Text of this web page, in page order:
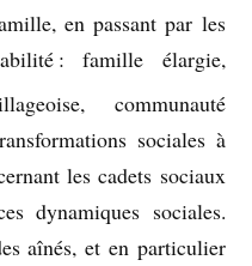
en passant par les
: famille élargie,
communauté
sociales à
les cadets sociaux
dynamiques sociales.
aînés, et en particulier